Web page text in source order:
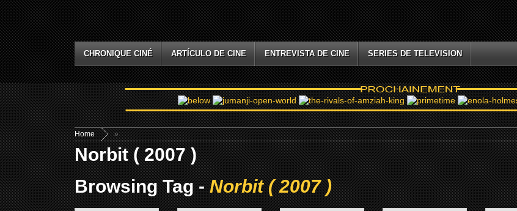
CHRONIQUE CINÉ ARTÍCULO DE CINE ENTREVISTA DE CINE SERIES DE TELEVISION
Home »
Norbit ( 2007 )
Browsing Tag -Norbit ( 2007 )